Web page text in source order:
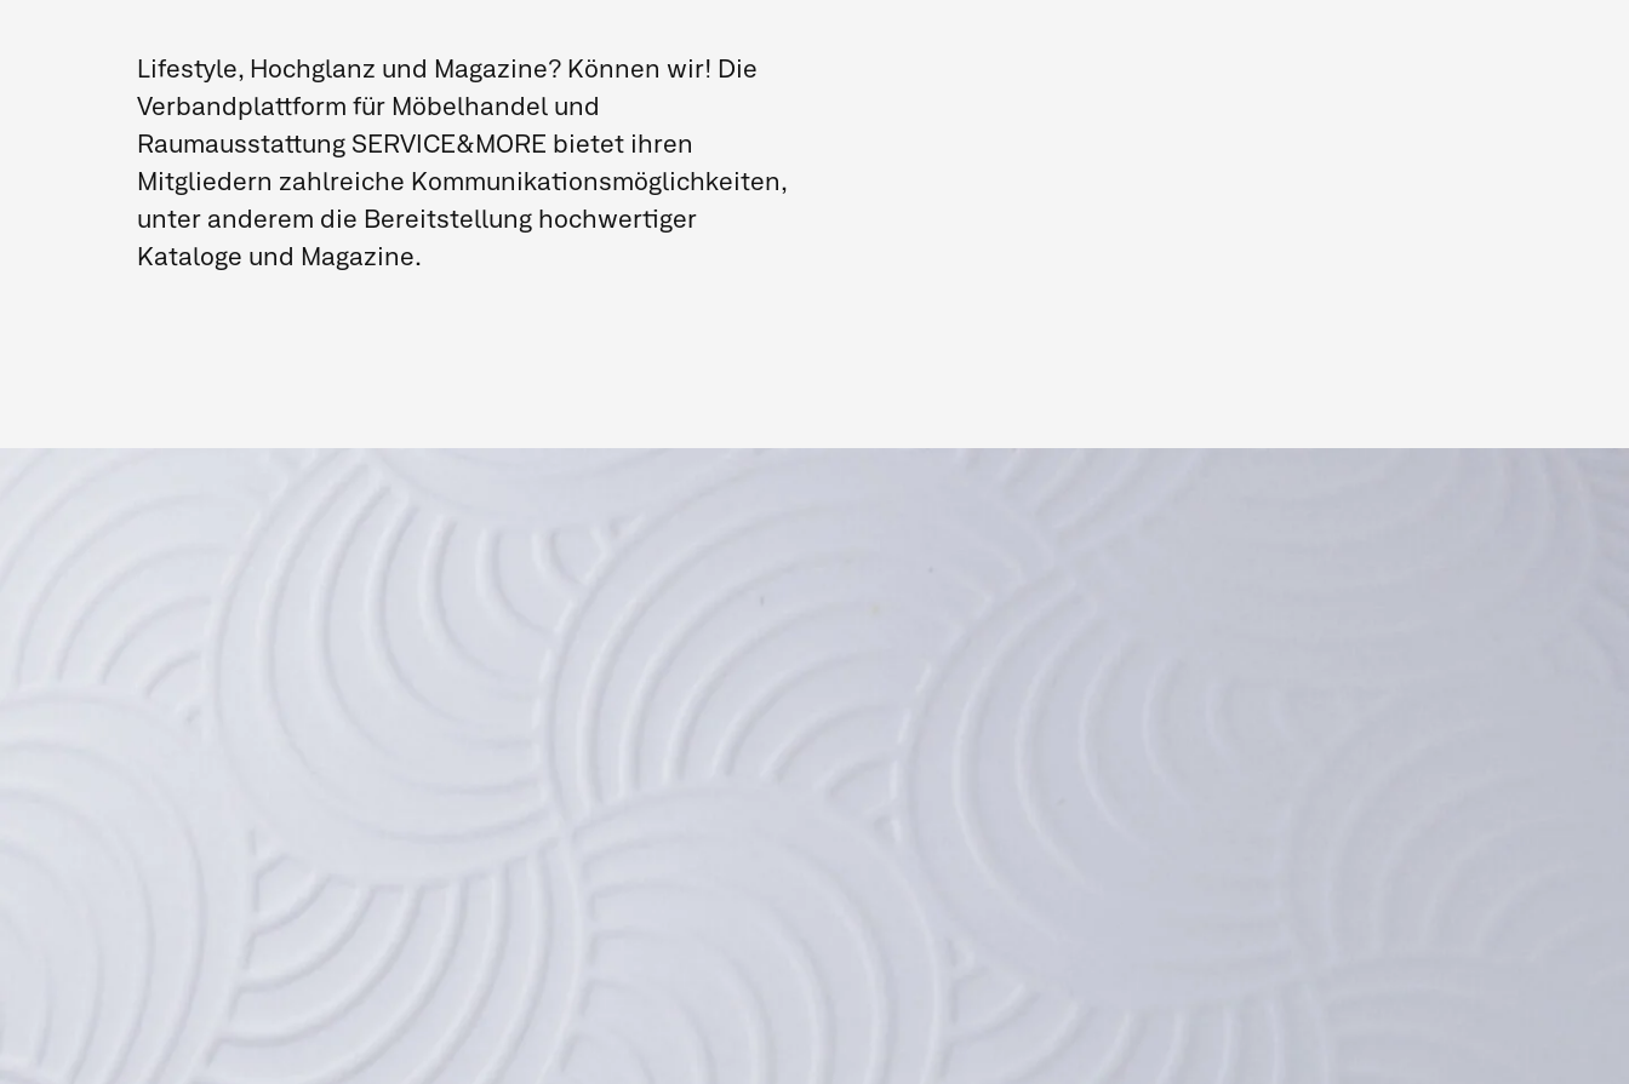
Lifestyle, Hochglanz und Magazine? Können wir! Die
Verbandplattform für Möbelhandel und
Raumausstattung SERVICE&MORE bietet ihren
Mitgliedern zahlreiche Kommunikationsmöglichkeiten,
unter anderem die Bereitstellung hochwertiger
Kataloge und Magazine.